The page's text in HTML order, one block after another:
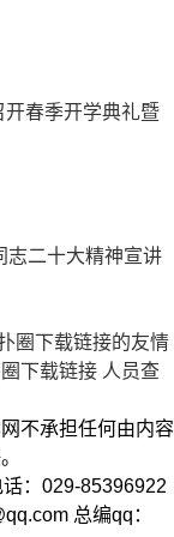
春季开学典礼暨
志二十大精神宣讲
圈下载链接的友情
下载链接 人员查
不承担任何由内容
：029-85396922
总编qq：